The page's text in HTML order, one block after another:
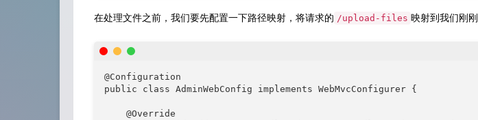
在处理文件之前，我们要先配置一下路径映射，将请求的 /upload-files 映射到我们刚
@Configuration
public class AdminWebConfig implements WebMvcConfigurer {
    @Override